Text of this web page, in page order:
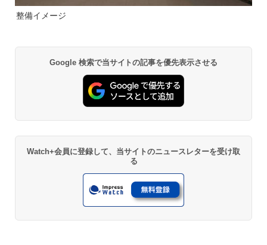
整備イメージ
Google 検索で当サイトの記事を優先表示させる
Watch+会員に登録して、当サイトのニュースレターを受け取
る